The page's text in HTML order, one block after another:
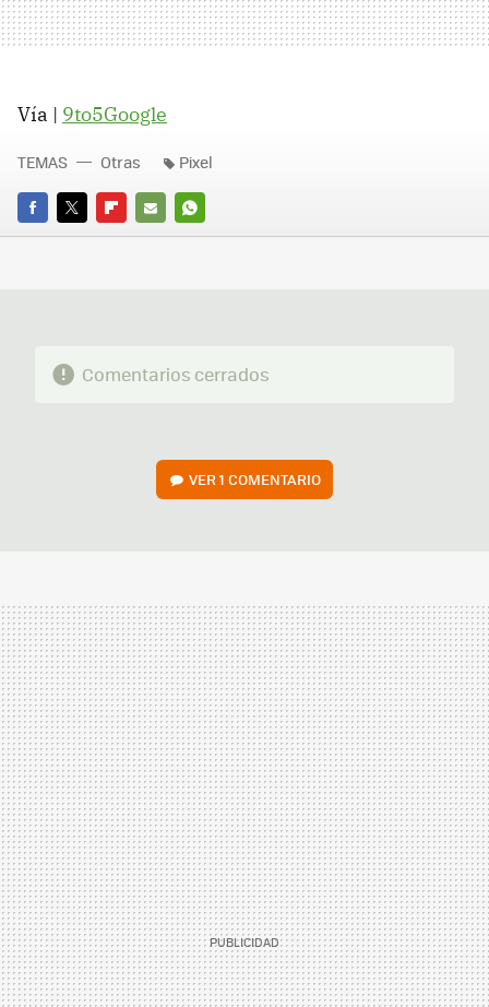
Vía | 9to5Google
FACEBOOK
TWITTERFLIPBOARD
E-
WHATSAPP
TEMAS Otras Pixel
Comentarios cerrados
VER1 COMENTARIO